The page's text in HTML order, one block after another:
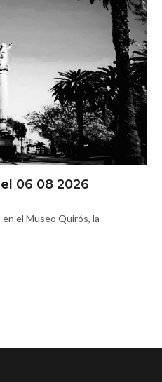
06 08 2026
en el Museo Quirós, la